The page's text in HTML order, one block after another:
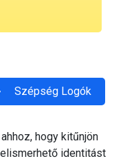
Szépség Logók
hogy kitűnjön
identitást